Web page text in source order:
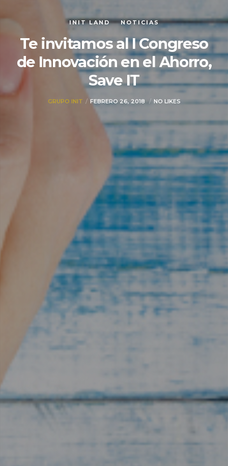
INIT LAND NOTICIAS
Te invitamos al I Congreso
de Innovación en el Ahorro,
Save IT
GRUPO INIT FEBRERO 26, 2018 NO LIKES